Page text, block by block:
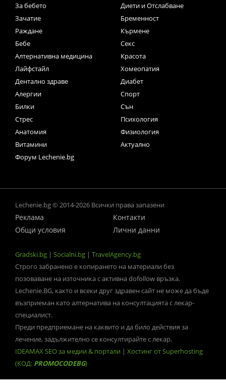
За бебето
Диети и Отслабване
Зачатие
Бременност
Раждане
Кърмене
Бебе
Секс
Алтернативна медицина
Красота
Лайфстайл
Хомеопатия
Дентално здраве
Диабет
Алергии
Спорт
Билки
Сън
Стрес
Психология
Анатомия
Физиология
Витамини
Актуално
Форум Lechenie.bg
Lechenie.bg © 2014-2026 Всички права запазени
Реклама
Контакти
Общи условия
Лични данни
Gradski.bg | Socialni.bg | TravelAgency.bg
Строго забранено е копирането на материали без
позоваване на източника с активна dofollow връзка.
Lechenie.BG, както и всеки друг здравен сайт не може да бъде
възприеман като алтернатива на консултацията с лекар-
специалист.
Преди предприемане на каквито и да било действия за
лечение, задължително се консултирайте с лекар.
IDEAMAX SEO за медии & портали | Хостинг от Superhosting
(КОД: PROMOCODEBG)